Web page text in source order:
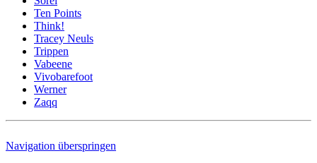
Ten Points
Think!
Tracey Neuls
Trippen
Vabeene
Vivobarefoot
Werner
Zaqq
Navigation überspringen